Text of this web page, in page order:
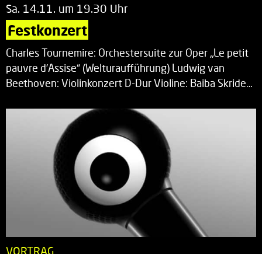
Sa. 14.11. um 19.30 Uhr
Festkonzert
Charles Tournemire: Orchestersuite zur Oper „Le petit
pauvre d’Assise“ (Welturaufführung) Ludwig van
Beethoven: Violinkonzert D-Dur Violine: Baiba Skride…
VORTRAG